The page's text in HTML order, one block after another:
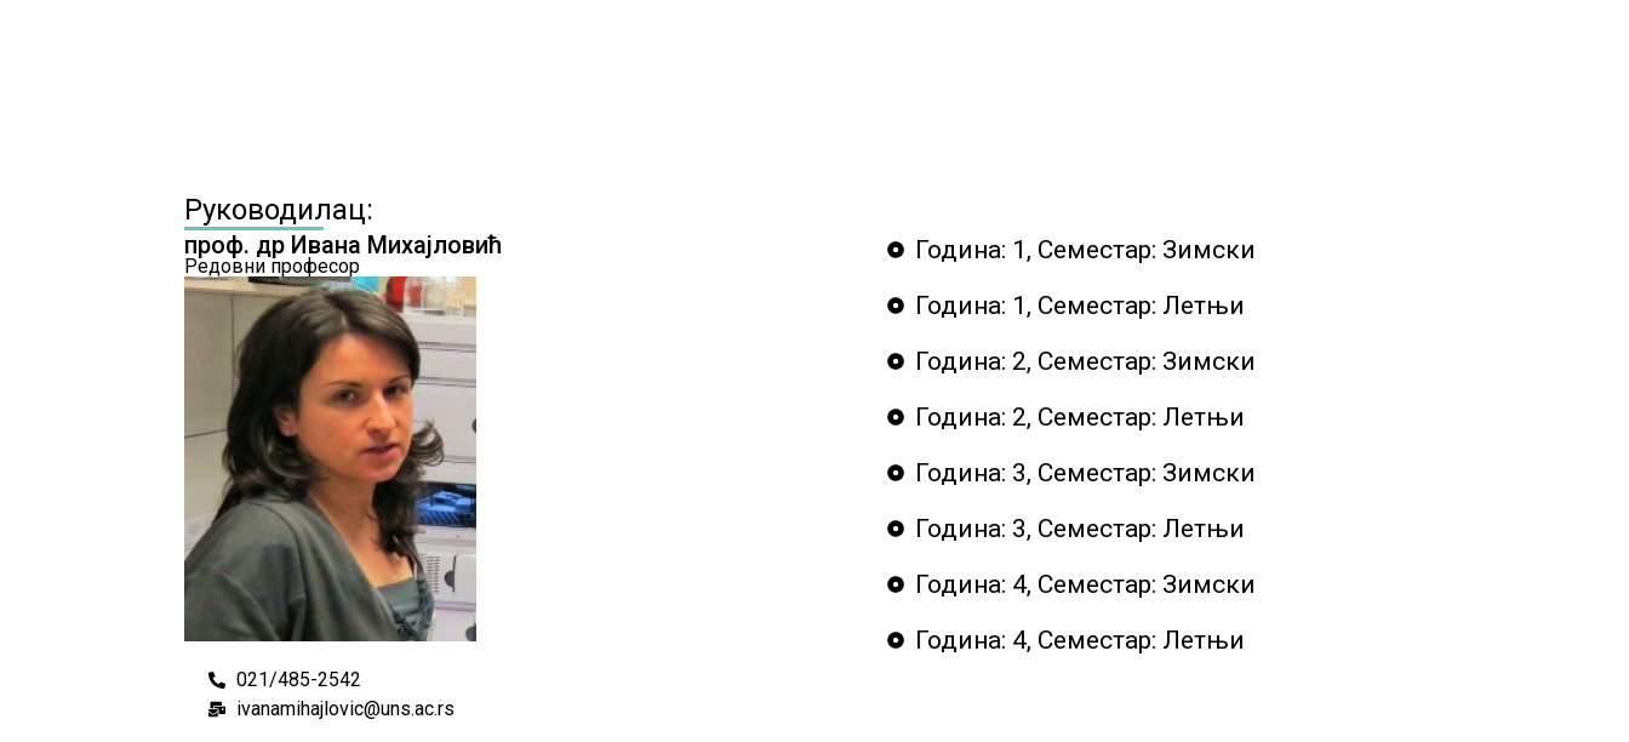
Руководилац:
проф. др Ивана Михајловић
Редовни професор
021/485-2542
ivanamihajlovic@uns.ac.rs
Година: 1, Семестар: Зимски
Година: 1, Семестар: Летњи
Година: 2, Семестар: Зимски
Година: 2, Семестар: Летњи
Година: 3, Семестар: Зимски
Година: 3, Семестар: Летњи
Година: 4, Семестар: Зимски
Година: 4, Семестар: Летњи